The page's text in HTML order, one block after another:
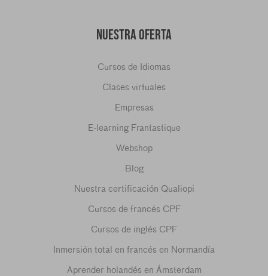
NUESTRA OFERTA
Cursos de Idiomas
Clases virtuales
Empresas
E-learning Frantastique
Webshop
Blog
Nuestra certificación Qualiopi
Cursos de francés CPF
Cursos de inglés CPF
Inmersión total en francés en Normandía
Aprender holandés en Ámsterdam